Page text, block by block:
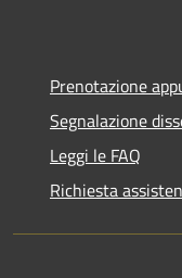
Prenotazione
Segnalazione
Leggi le FAQ
Richiesta